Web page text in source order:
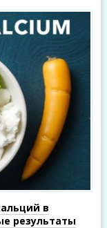
в
результаты